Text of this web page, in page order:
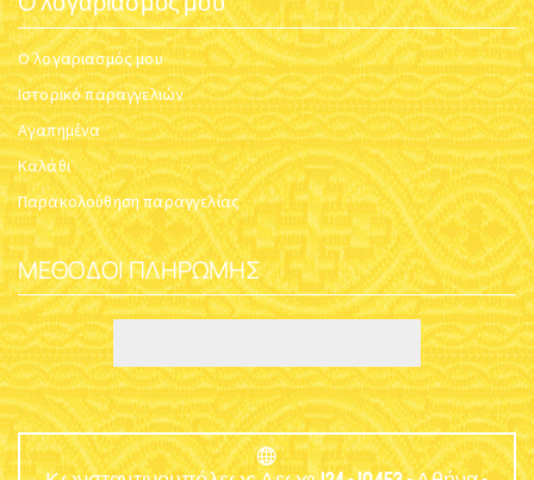
Ο λογαριασμός μου
Ιστορικό παραγγελιών
Αγαπημένα
Καλάθι
Παρακολούθηση παραγγελίας
ΜΈΘΟΔΟΙ ΠΛΗΡΩΜΉΣ